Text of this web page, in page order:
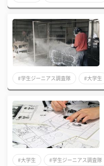
#学生ジーニアス調査隊 #大学生
#大学生 #学生ジーニアス調査隊